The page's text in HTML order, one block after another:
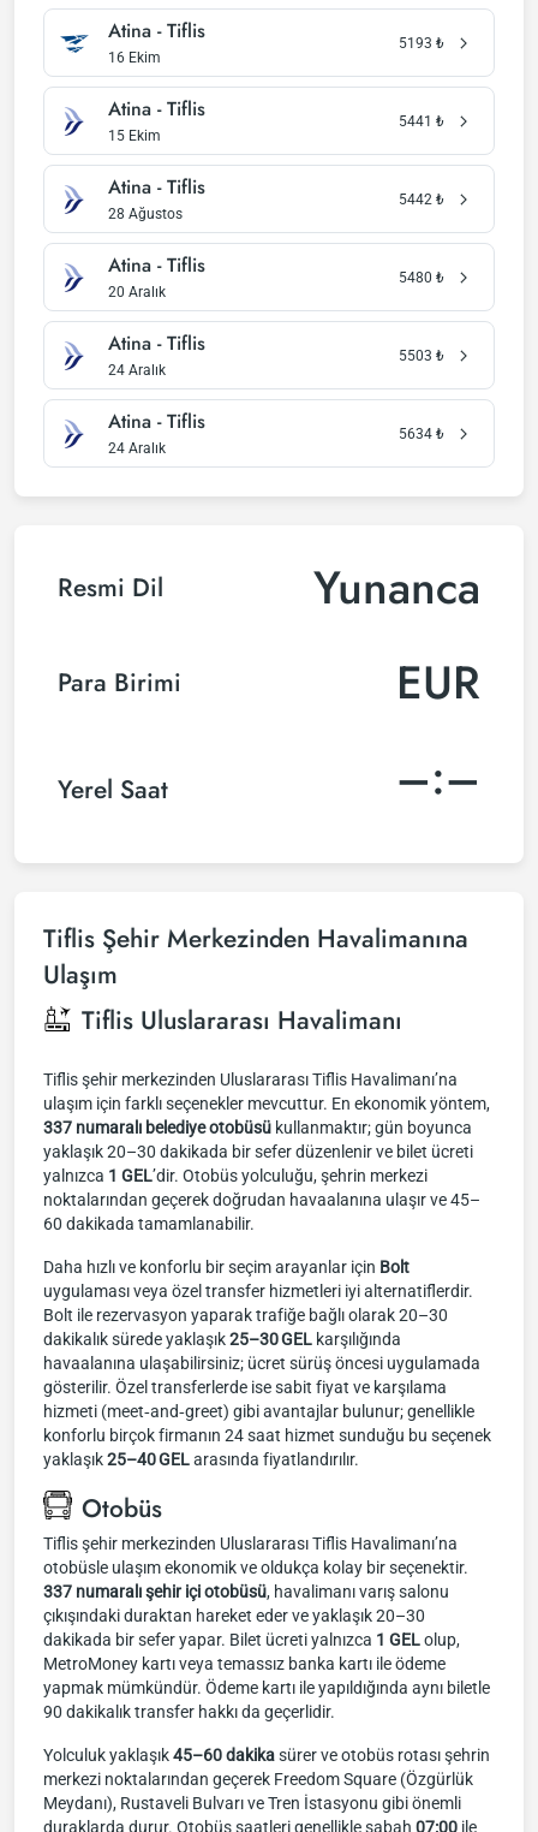
Atina - Tiflis
16 Ekim
5193 ₺
Atina - Tiflis
15 Ekim
5441 ₺
Atina - Tiflis
28 Ağustos
5442 ₺
Atina - Tiflis
20 Aralık
5480 ₺
Atina - Tiflis
24 Aralık
5503 ₺
Atina - Tiflis
24 Aralık
5634 ₺
Resmi Dil Yunanca
Para Birimi EUR
Yerel Saat –:–
Tiflis Şehir Merkezinden Havalimanına
Ulaşım
Tiflis Uluslararası Havalimanı
Tiflis şehir merkezinden Uluslararası Tiflis Havalimanı’na
ulaşım için farklı seçenekler mevcuttur. En ekonomik yöntem,
337 numaralı belediye otobüsü kullanmaktır; gün boyunca
yaklaşık 20–30 dakikada bir sefer düzenlenir ve bilet ücreti
yalnızca 1 GEL’dir. Otobüs yolculuğu, şehrin merkezi
noktalarından geçerek doğrudan havaalanına ulaşır ve 45–
60 dakikada tamamlanabilir.
Daha hızlı ve konforlu bir seçim arayanlar için Bolt
uygulaması veya özel transfer hizmetleri iyi alternatiflerdir.
Bolt ile rezervasyon yaparak trafiğe bağlı olarak 20–30
dakikalık sürede yaklaşık25–30 GEL karşılığında
havaalanına ulaşabilirsiniz; ücret sürüş öncesi uygulamada
gösterilir. Özel transferlerde ise sabit fiyat ve karşılama
hizmeti (meet‑and‑greet) gibi avantajlar bulunur; genellikle
konforlu birçok firmanın 24 saat hizmet sunduğu bu seçenek
yaklaşık25–40 GELarasında fiyatlandırılır.
Otobüs
Tiflis şehir merkezinden Uluslararası Tiflis Havalimanı’na
otobüsle ulaşım ekonomik ve oldukça kolay bir seçenektir.
337 numaralı şehir içi otobüsü, havalimanı varış salonu
çıkışındaki duraktan hareket eder ve yaklaşık 20–30
dakikada bir sefer yapar. Bilet ücreti yalnızca 1 GELolup,
MetroMoney kartı veya temassız banka kartı ile ödeme
yapmak mümkündür. Ödeme kartı ile yapıldığında aynı biletle
90 dakikalık transfer hakkı da geçerlidir.
Yolculuk yaklaşık45–60 dakikasürer ve otobüs rotası şehrin
merkezi noktalarından geçerek Freedom Square (Özgürlük
Meydanı), Rustaveli Bulvarı ve Tren İstasyonu gibi önemli
duraklarda durur. Otobüs saatleri genellikle sabah 07:00 ile